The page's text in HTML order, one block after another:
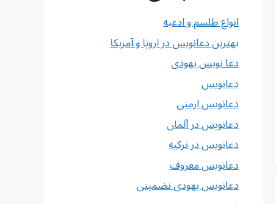
انواع طلسم و ادعیه
بهترین دعانویس در اروپا و آمریکا
دعا نویس یهودی
دعانویس
دعانویس ارمنی
دعانویس در آلمان
دعانویس در ترکیه
دعانویس معروف
دعانویس یهودی تضمینی